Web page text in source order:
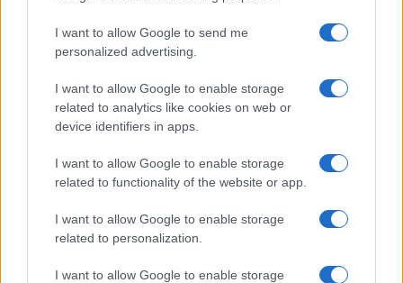
I want to allow Google to send me
personalized advertising.
I want to allow Google to enable storage
related to analytics like cookies on web or
device identifiers in apps.
I want to allow Google to enable storage
related to functionality of the website or app.
I want to allow Google to enable storage
related to personalization.
I want to allow Google to enable storage
va avanti: “Sicilia, ci sono”
Jovanotti, Gabry Ponte e Alfa: Olbia ombelico del
mondo per una notte
Giorgia Meloni a La Maddalena, la vicesindaco:
“Orgoglio e discrezione per visita privata̶…
Incendio nella notte a Olbia, a fuoco due furgoni